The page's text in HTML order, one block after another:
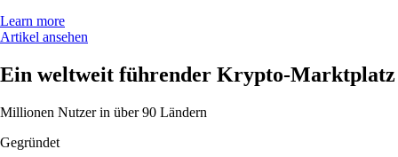
Learn more
Artikel ansehen
Ein weltweit führender Krypto-Marktplatz
Millionen Nutzer in über 90 Ländern
Gegründet